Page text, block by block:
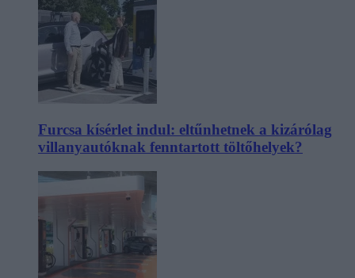
Furcsa kísérlet indul: eltűnhetnek a kizárólag
villanyautóknak fenntartott töltőhelyek?